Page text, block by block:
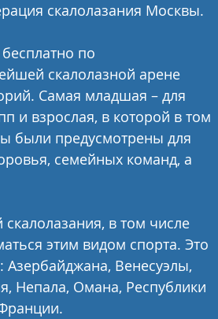
скалолазания Москвы.
по
скалолазной арене
Самая младшая – для
и взрослая, в которой в том
были предусмотрены для
семейных команд, а
в том числе
этим видом спорта. Это
Азербайджана, Венесуэлы,
Непала, Омана, Республики